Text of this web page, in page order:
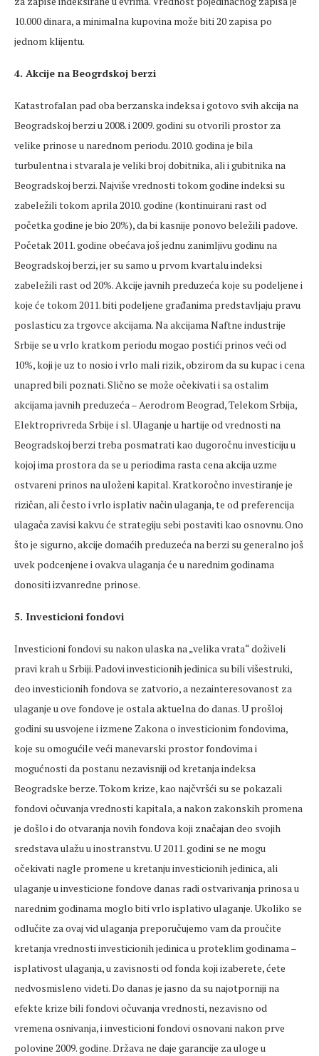
10.000 dinara, a minimalna kupovina može biti 20 zapisa po
jednom klijentu.
4. Akcije na Beogrdskoj berzi
Katastrofalan pad oba berzanska indeksa i gotovo svih akcija na
Beogradskoj berzi u 2008. i 2009. godini su otvorili prostor za
velike prinose u narednom periodu. 2010. godina je bila
turbulentna i stvarala je veliki broj dobitnika, ali i gubitnika na
Beogradskoj berzi. Najviše vrednosti tokom godine indeksi su
zabeležili tokom aprila 2010. godine (kontinuirani rast od
početka godine je bio 20%), da bi kasnije ponovo beležili padove.
Početak 2011. godine obećava još jednu zanimljivu godinu na
Beogradskoj berzi, jer su samo u prvom kvartalu indeksi
zabeležili rast od 20%. Akcije javnih preduzeća koje su podeljene i
koje će tokom 2011. biti podeljene građanima predstavljaju pravu
poslasticu za trgovce akcijama. Na akcijama Naftne industrije
Srbije se u vrlo kratkom periodu mogao postići prinos veći od
10%, koji je uz to nosio i vrlo mali rizik, obzirom da su kupac i cena
unapred bili poznati. Slično se može očekivati i sa ostalim
akcijama javnih preduzeća – Aerodrom Beograd, Telekom Srbija,
Elektroprivreda Srbije i sl. Ulaganje u hartije od vrednosti na
Beogradskoj berzi treba posmatrati kao dugoročnu investiciju u
kojoj ima prostora da se u periodima rasta cena akcija uzme
ostvareni prinos na uloženi kapital. Kratkoročno investiranje je
rizičan, ali često i vrlo isplativ način ulaganja, te od preferencija
ulagača zavisi kakvu će strategiju sebi postaviti kao osnovnu. Ono
što je sigurno, akcije domaćih preduzeća na berzi su generalno još
uvek podcenjene i ovakva ulaganja će u narednim godinama
donositi izvanredne prinose.
5. Investicioni fondovi
Investicioni fondovi su nakon ulaska na „velika vrata“ doživeli
pravi krah u Srbiji. Padovi investicionih jedinica su bili višestruki,
deo investicionih fondova se zatvorio, a nezainteresovanost za
ulaganje u ove fondove je ostala aktuelna do danas. U prošloj
godini su usvojene i izmene Zakona o investicionim fondovima,
koje su omogućile veći manevarski prostor fondovima i
mogućnosti da postanu nezavisniji od kretanja indeksa
Beogradske berze. Tokom krize, kao najčvršći su se pokazali
fondovi očuvanja vrednosti kapitala, a nakon zakonskih promena
je došlo i do otvaranja novih fondova koji značajan deo svojih
sredstava ulažu u inostranstvu. U 2011. godini se ne mogu
očekivati nagle promene u kretanju investicionih jedinica, ali
ulaganje u investicione fondove danas radi ostvarivanja prinosa u
narednim godinama moglo biti vrlo isplativo ulaganje. Ukoliko se
odlučite za ovaj vid ulaganja preporučujemo vam da proučite
kretanja vrednosti investicionih jedinica u proteklim godinama –
isplativost ulaganja, u zavisnosti od fonda koji izaberete, ćete
nedvosmisleno videti. Do danas je jasno da su najotporniji na
efekte krize bili fondovi očuvanja vrednosti, nezavisno od
vremena osnivanja, i investicioni fondovi osnovani nakon prve
polovine 2009. godine. Država ne daje garancije za uloge u